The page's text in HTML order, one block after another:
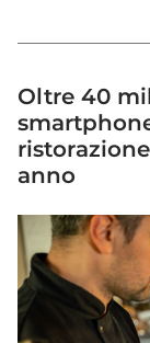
Oltre 40
anno